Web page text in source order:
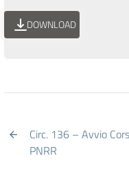
DOWNLOAD
Circ. 136 – Avvio
PNRR